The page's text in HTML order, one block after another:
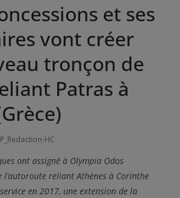
et ses
vont créer
tronçon de
Patras à
HC
ont assigné à Olympia Odos
l’autoroute reliant Athènes à Corinthe
en 2017, une extension de la